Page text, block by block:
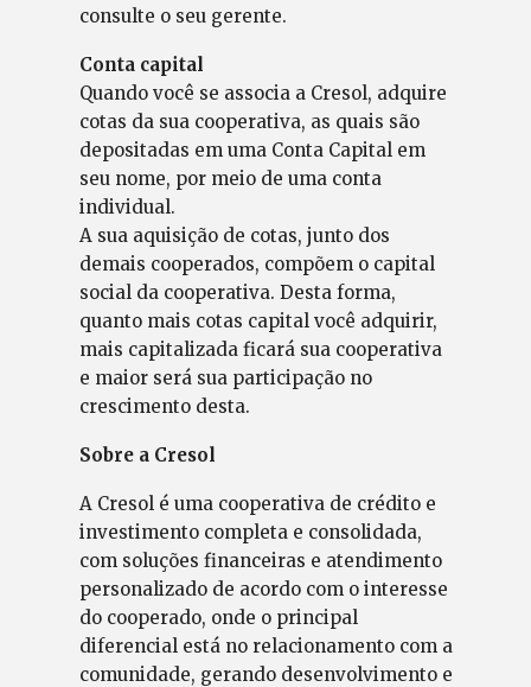
consulte o seu gerente.
Conta capital
Quando você se associa a Cresol, adquire
cotas da sua cooperativa, as quais são
depositadas em uma Conta Capital em
seu nome, por meio de uma conta
individual.
A sua aquisição de cotas, junto dos
demais cooperados, compõem o capital
social da cooperativa. Desta forma,
quanto mais cotas capital você adquirir,
mais capitalizada ficará sua cooperativa
e maior será sua participação no
crescimento desta.
Sobre a Cresol
A Cresol é uma cooperativa de crédito e
investimento completa e consolidada,
com soluções financeiras e atendimento
personalizado de acordo com o interesse
do cooperado, onde o principal
diferencial está no relacionamento com a
comunidade, gerando desenvolvimento e